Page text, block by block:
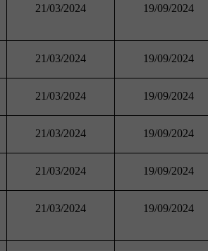
21/03/2024 19/09/2024
21/03/2024 19/09/2024
21/03/2024 19/09/2024
21/03/2024 19/09/2024
21/03/2024 19/09/2024
21/03/2024 19/09/2024